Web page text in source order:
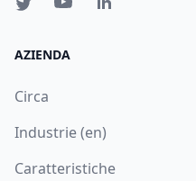
AZIENDA
Circa
Industrie (en)
Caratteristiche